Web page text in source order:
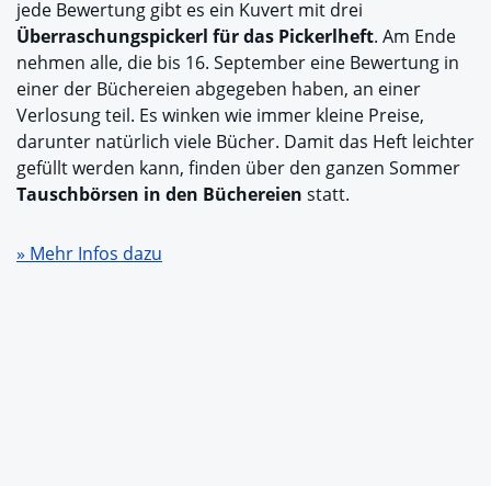
jede Bewertung gibt es ein Kuvert mit drei
Überraschungspickerl für das Pickerlheft. Am Ende
nehmen alle, die bis 16. September eine Bewertung in
einer der Büchereien abgegeben haben, an einer
Verlosung teil. Es winken wie immer kleine Preise,
darunter natürlich viele Bücher. Damit das Heft leichter
gefüllt werden kann, finden über den ganzen Sommer
Tauschbörsen in den Büchereien statt.
» Mehr Infos dazu